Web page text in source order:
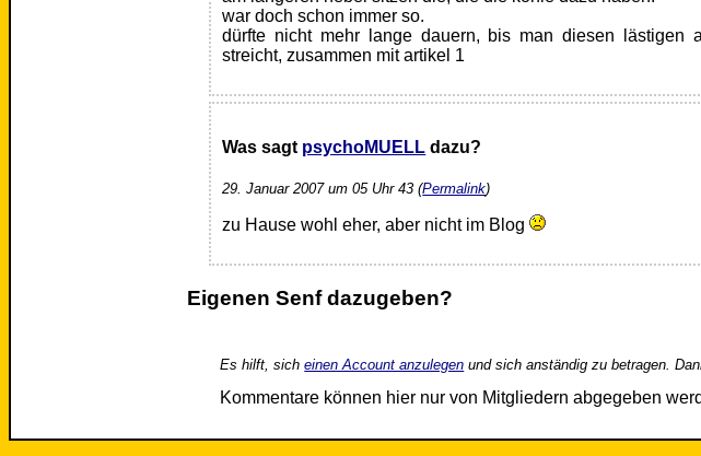
war doch schon immer so.
dürfte nicht mehr lange dauern, bis man diesen lästigen
streicht, zusammen mit artikel 1
Was sagt psychoMUELL dazu?
29. Januar 2007 um 05 Uhr 43 (Permalink)
zu Hause wohl eher, aber nicht im Blog
Eigenen Senf dazugeben?
Es hilft, sicheinen Account anzulegen und sich anständig zu betragen.
Kommentare können hier nur von Mitgliedern abgegeben